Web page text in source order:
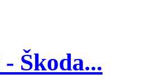
- Škoda...